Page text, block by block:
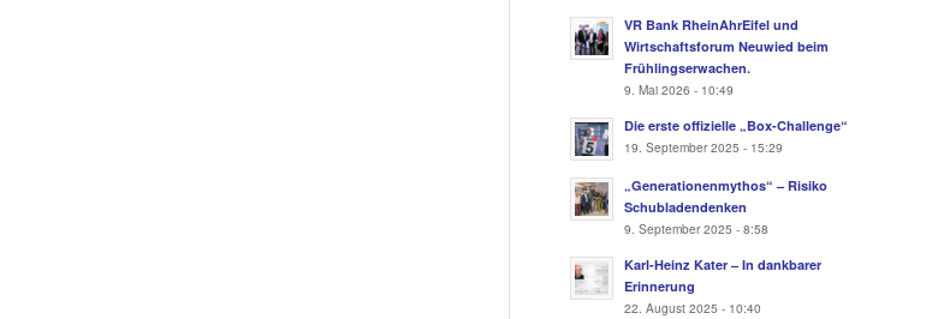
VR Bank RheinAhrEifel und
Wirtschaftsforum Neuwied beim
Frühlingserwachen.
9. Mai 2026 - 10:49
Die erste offizielle „Box-Challenge“
19. September 2025 - 15:29
„Generationenmythos“ – Risiko
Schubladendenken
9. September 2025 - 8:58
Karl-Heinz Kater – In dankbarer
Erinnerung
22. August 2025 - 10:40